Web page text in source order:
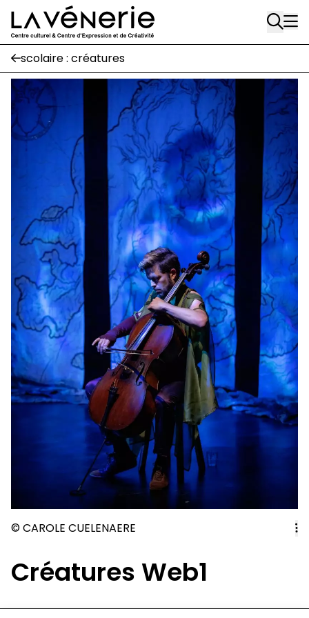
Aller au contenu principal
Place Gilson, 3
1170 Watermael-Boitsfort
02 663 85 50
suivez-nous
Journal Vénerie
- version papier
Newsletter
AA
scolaire : créatures
© CAROLE CUELENAERE
Créatures Web1